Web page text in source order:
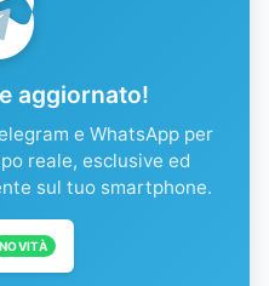
aggiornato!
e WhatsApp per
reale, esclusive ed
sul tuo smartphone.
NOVITÀ